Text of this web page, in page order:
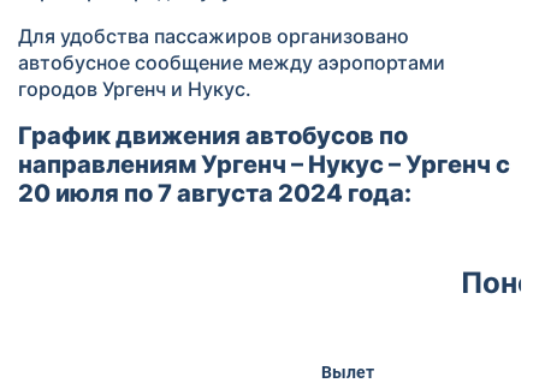
Для удобства пассажиров организовано
автобусное сообщение между аэропортами
городов Ургенч и Нукус.
График движения автобусов по
направлениям Ургенч – Нукус – Ургенч с
20 июля по 7 августа 2024 года:
Вылет